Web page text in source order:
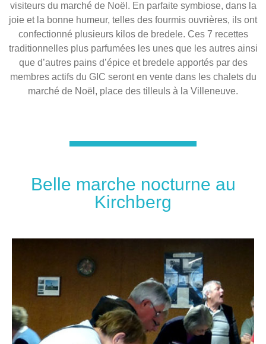
visiteurs du marché de Noël. En parfaite symbiose, dans la
joie et la bonne humeur, telles des fourmis ouvrières, ils ont
confectionné plusieurs kilos de bredele. Ces 7 recettes
traditionnelles plus parfumées les unes que les autres ainsi
que d’autres pains d’épice et bredele apportés par des
membres actifs du GIC seront en vente dans les chalets du
marché de Noël, place des tilleuls à la Villeneuve.
Belle marche nocturne au
Kirchberg